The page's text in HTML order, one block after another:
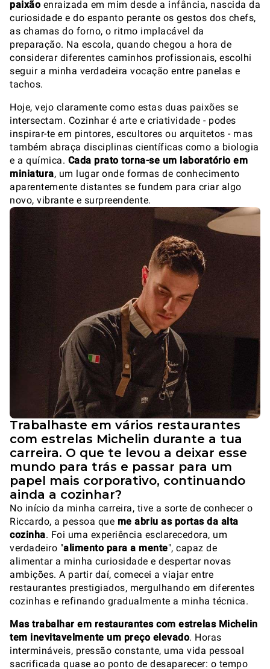
paixãoenraizada em mim desde a infância, nascida da
curiosidade e do espanto perante os gestos dos chefs,
as chamas do forno, o ritmo implacável da
preparação. Na escola, quando chegou a hora de
considerar diferentes caminhos profissionais, escolhi
seguir a minha verdadeira vocação entre panelas e
tachos.
Hoje, vejo claramente como estas duas paixões se
intersectam. Cozinhar é arte e criatividade - podes
inspirar-te em pintores, escultores ou arquitetos - mas
também abraça disciplinas científicas como a biologia
e a química. Cada prato torna-se um laboratório em
miniatura, um lugar onde formas de conhecimento
aparentemente distantes se fundem para criar algo
novo, vibrante e surpreendente.
Trabalhaste em vários restaurantes
com estrelas Michelin durante a tua
carreira. O que te levou a deixar esse
mundo para trás e passar para um
papel mais corporativo, continuando
ainda a cozinhar?
No início da minha carreira, tive a sorte de conhecer o
Riccardo, a pessoa que me abriu as portas da alta
cozinha. Foi uma experiência esclarecedora, um
verdadeiro "alimento para a mente", capaz de
alimentar a minha curiosidade e despertar novas
ambições. A partir daí, comecei a viajar entre
restaurantes prestigiados, mergulhando em diferentes
cozinhas e refinando gradualmente a minha técnica.
Mas trabalhar em restaurantes com estrelas Michelin
tem inevitavelmente um preço elevado. Horas
intermináveis, pressão constante, uma vida pessoal
sacrificada quase ao ponto de desaparecer: o tempo